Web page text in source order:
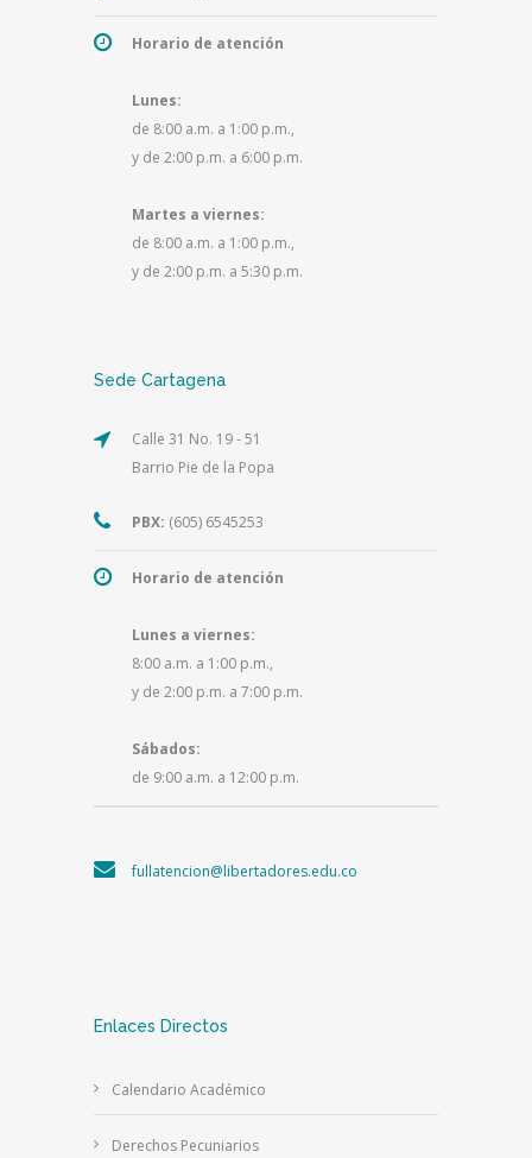
Horario de atención
Lunes:
de 8:00 a.m. a 1:00 p.m.,
y de 2:00 p.m. a 6:00 p.m.
Martes a viernes:
de 8:00 a.m. a 1:00 p.m.,
y de 2:00 p.m. a 5:30 p.m.
Sede Cartagena
Calle 31 No. 19 - 51
Barrio Pie de la Popa
PBX: (605) 6545253
Horario de atención
Lunes a viernes:
8:00 a.m. a 1:00 p.m.,
y de 2:00 p.m. a 7:00 p.m.
Sábados:
de 9:00 a.m. a 12:00 p.m.
fullatencion@libertadores.edu.co
Enlaces Directos
Calendario Académico
Derechos Pecuniarios